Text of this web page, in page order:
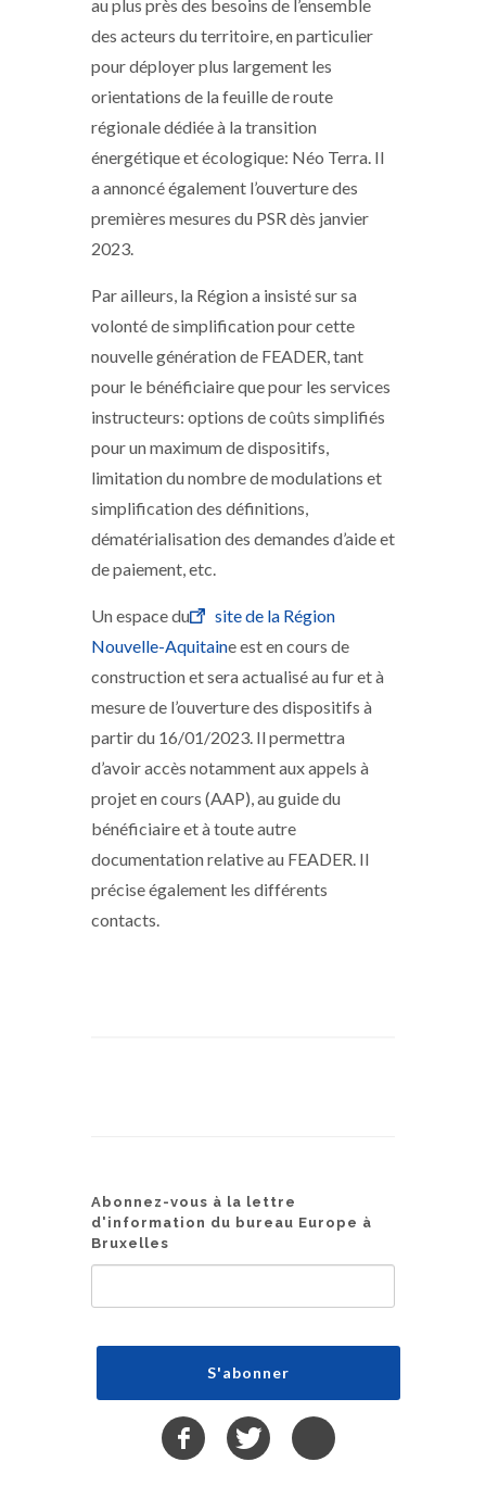
au plus près des besoins de l’ensemble
des acteurs du territoire, en particulier
pour déployer plus largement les
orientations de la feuille de route
régionale dédiée à la transition
énergétique et écologique: Néo Terra. Il
a annoncé également l’ouverture des
premières mesures du PSR dès janvier
2023.
Par ailleurs, la Région a insisté sur sa
volonté de simplification pour cette
nouvelle génération de FEADER, tant
pour le bénéficiaire que pour les services
instructeurs: options de coûts simplifiés
pour un maximum de dispositifs,
limitation du nombre de modulations et
simplification des définitions,
dématérialisation des demandes d’aide et
de paiement, etc.
Un espace du
site de la Région
Nouvelle-Aquitaine est en cours de
construction et sera actualisé au fur et à
mesure de l’ouverture des dispositifs à
partir du 16/01/2023. Il permettra
d’avoir accès notamment aux appels à
projet en cours (AAP), au guide du
bénéficiaire et à toute autre
documentation relative au FEADER. Il
précise également les différents
contacts.
Abonnez-vous à la lettre
d'information du bureau Europe à
Bruxelles